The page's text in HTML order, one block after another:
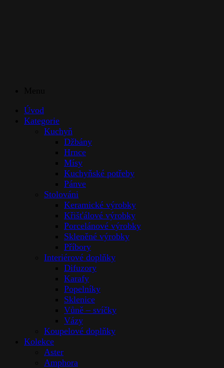
Úvod
Kategorie
Kuchyň
Džbány
Hrnce
Mísy
Kuchyňské potřeby
Pánve
Stolováni
Keramické výrobky
Křišťálové výrobky
Porcelánové výrobky
Skleněné výrobky
Příbory
Interiérové doplňky
Difuzory
Karafy
Popelníky
Sklenice
Vůně – svíčky
Vázy
Koupelové doplňky
Kolekce
Aster
Amphora